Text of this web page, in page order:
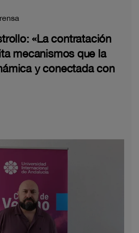
«La contratación
mecanismos que la
y conectada con